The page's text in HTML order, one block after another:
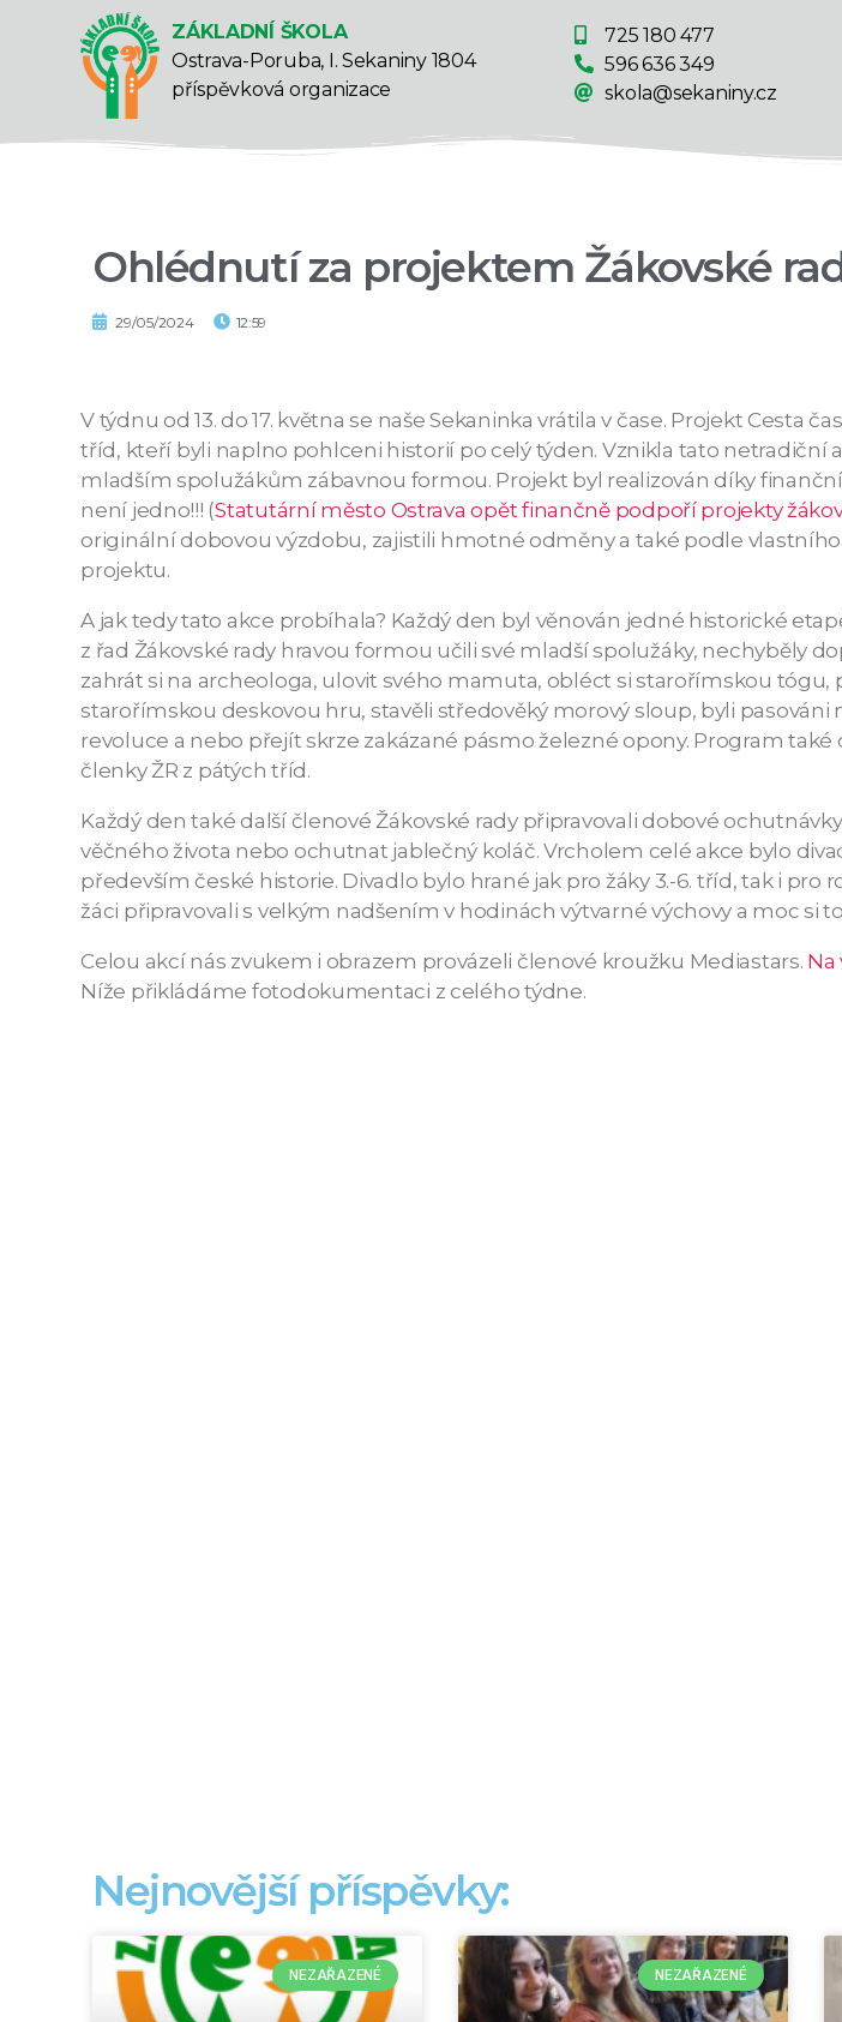
ZÁKLADNÍ ŠKOLA
Ostrava-Poruba, I. Sekaniny 1804
příspěvková organizace
725 180 477
596 636 349
skola@sekaniny.cz
Ohlédnutí za projektem Žákovské
29/05/2024 12:59
V týdnu od 13. do 17. května se naše Sekaninka vrátila v čase. Projekt Cesta
tříd, kteří byli naplno pohlceni historií po celý týden. Vznikla tato netradiční
mladším spolužákům zábavnou formou. Projekt byl realizován díky
není jedno!!! (Statutární město Ostrava opět finančně podpoří projekty
originální dobovou výzdobu, zajistili hmotné odměny a také podle
projektu.
A jak tedy tato akce probíhala? Každý den byl věnován jedné historické
z řad Žákovské rady hravou formou učili své mladší spolužáky, nechyběly
zahrát si na archeologa, ulovit svého mamuta, obléct si starořímskou tógu,
starořímskou deskovou hru, stavěli středověký morový sloup, byli
revoluce a nebo přejít skrze zakázané pásmo železné opony. Program
členky ŽR z pátých tříd.
Každý den také další členové Žákovské rady připravovali dobové
věčného života nebo ochutnat jablečný koláč. Vrcholem celé akce bylo
především české historie. Divadlo bylo hrané jak pro žáky 3.-6. tříd, tak i
žáci připravovali s velkým nadšením v hodinách výtvarné výchovy a moc si
Celou akcí nás zvukem i obrazem provázeli členové kroužku Mediastars. Na
Níže přikládáme fotodokumentaci z celého týdne.
Nejnovější příspěvky:
NEZAŘAZENÉ NEZAŘAZENÉ